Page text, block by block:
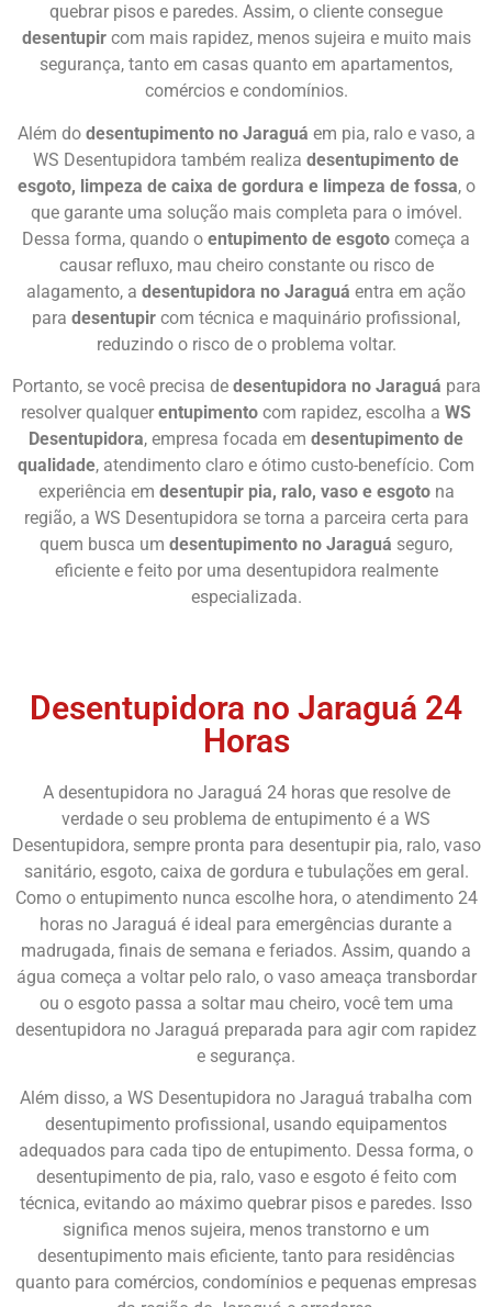
quebrar pisos e paredes. Assim, o cliente consegue
desentupircom mais rapidez, menos sujeira e muito mais
segurança, tanto em casas quanto em apartamentos,
comércios e condomínios.
Além do desentupimento no Jaraguá em pia, ralo e vaso, a
WS Desentupidora também realiza desentupimento de
esgoto, limpeza de caixa de gordura e limpeza de fossa, o
que garante uma solução mais completa para o imóvel.
Dessa forma, quando o entupimento de esgoto começa a
causar refluxo, mau cheiro constante ou risco de
alagamento, a desentupidora no Jaraguá entra em ação
para desentupir com técnica e maquinário profissional,
reduzindo o risco de o problema voltar.
Portanto, se você precisa de desentupidora no Jaraguá para
resolver qualquer entupimento com rapidez, escolha a WS
Desentupidora, empresa focada em desentupimento de
qualidade, atendimento claro e ótimo custo-benefício. Com
experiência em desentupir pia, ralo, vaso e esgotona
região, a WS Desentupidora se torna a parceira certa para
quem busca um desentupimento no Jaraguá seguro,
eficiente e feito por uma desentupidora realmente
especializada.
Desentupidora no Jaraguá 24
Horas
A desentupidora no Jaraguá 24 horas que resolve de
verdade o seu problema de entupimento é a WS
Desentupidora, sempre pronta para desentupir pia, ralo, vaso
sanitário, esgoto, caixa de gordura e tubulações em geral.
Como o entupimento nunca escolhe hora, o atendimento 24
horas no Jaraguá é ideal para emergências durante a
madrugada, finais de semana e feriados. Assim, quando a
água começa a voltar pelo ralo, o vaso ameaça transbordar
ou o esgoto passa a soltar mau cheiro, você tem uma
desentupidora no Jaraguá preparada para agir com rapidez
e segurança.
Além disso, a WS Desentupidora no Jaraguá trabalha com
desentupimento profissional, usando equipamentos
adequados para cada tipo de entupimento. Dessa forma, o
desentupimento de pia, ralo, vaso e esgoto é feito com
técnica, evitando ao máximo quebrar pisos e paredes. Isso
significa menos sujeira, menos transtorno e um
desentupimento mais eficiente, tanto para residências
quanto para comércios, condomínios e pequenas empresas